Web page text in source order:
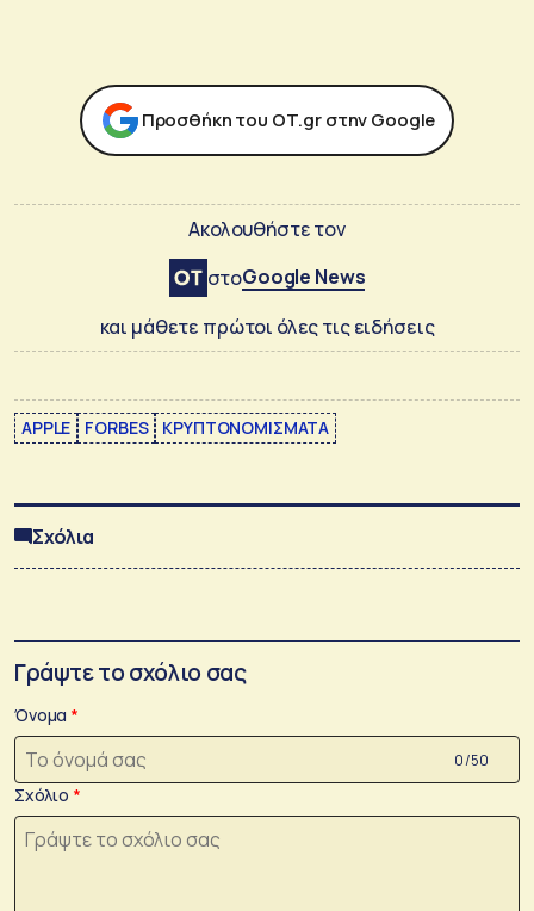
Προσθήκη του ΟΤ.gr στην Google
Ακολουθήστε τον
στοGoogle News
και μάθετε πρώτοι όλες τις ειδήσεις
APPLE FORBES ΚΡΥΠΤΟΝΟΜΙΣΜΑΤΑ
Σχόλια
Γράψτε το σχόλιο σας
Όνομα
0 /50
Σχόλιο